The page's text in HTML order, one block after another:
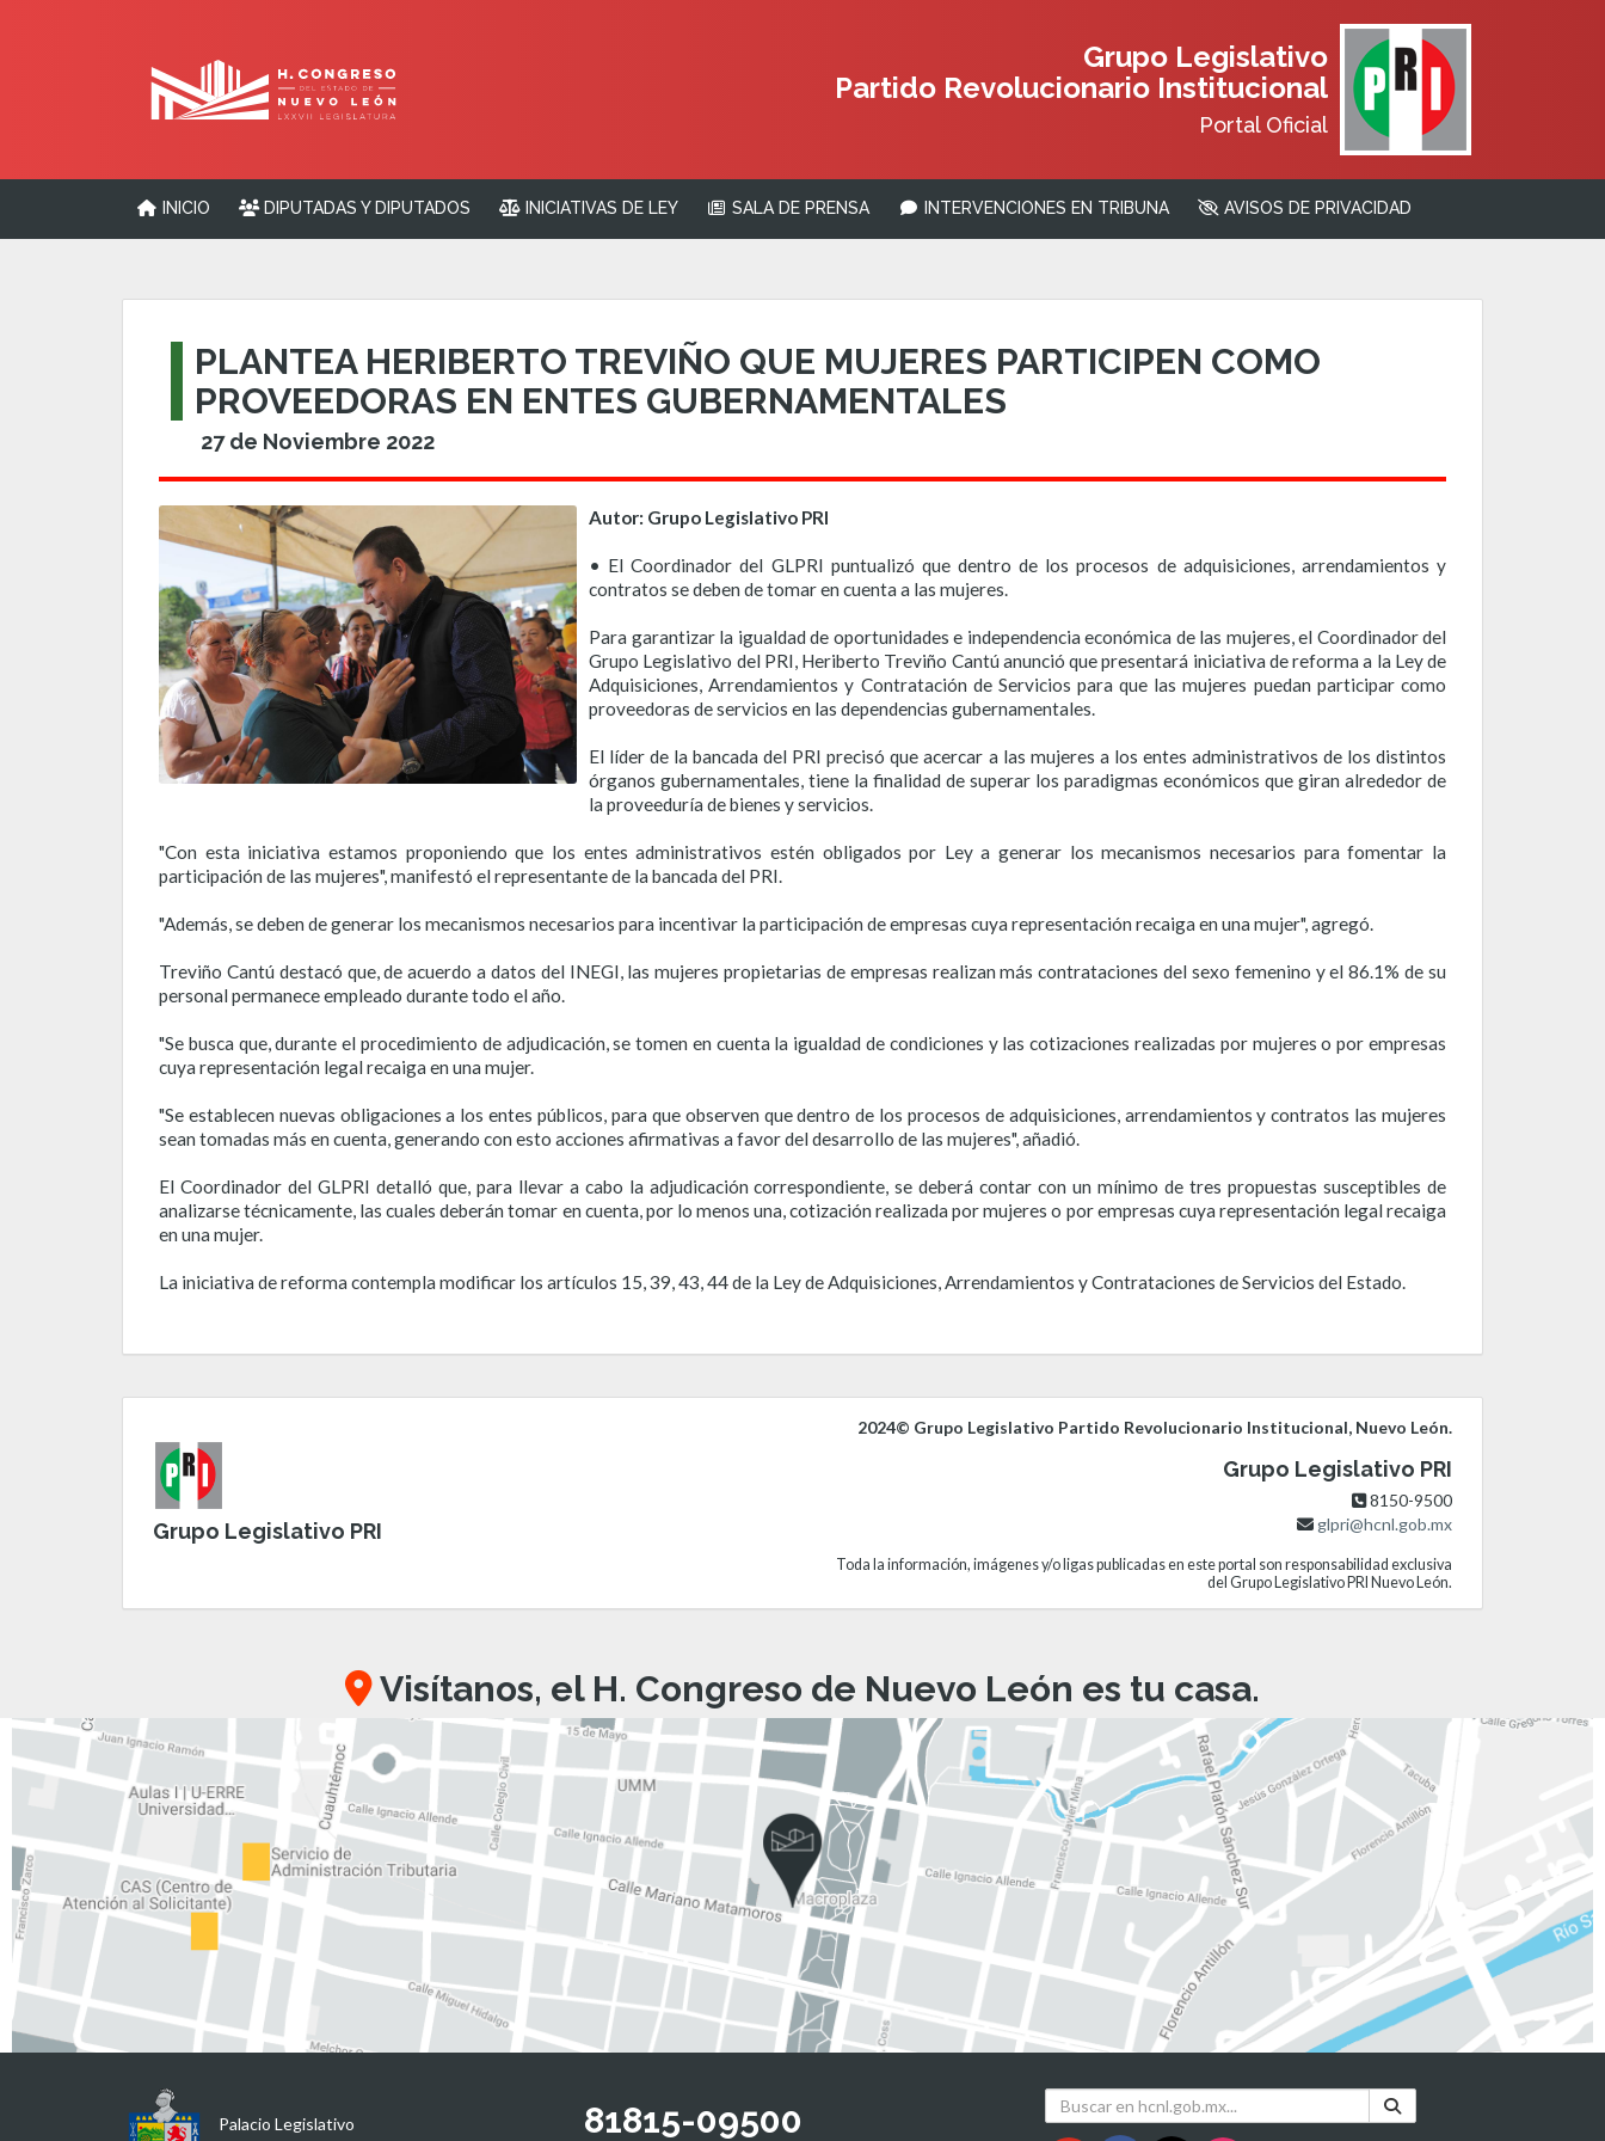
Grupo Legislativo
Partido Revolucionario Institucional
Portal Oficial
INICIO DIPUTADAS Y DIPUTADOS INICIATIVAS DE LEY SALA DE PRENSA INTERVENCIONES EN TRIBUNA AVISOS DE PRIVACIDAD
PLANTEA HERIBERTO TREVIÑO QUE MUJERES PARTICIPEN COMO
PROVEEDORAS EN ENTES GUBERNAMENTALES
27 de Noviembre 2022
Autor: Grupo Legislativo PRI
• El Coordinador del GLPRI puntualizó que dentro de los procesos de adquisiciones, arrendamientos y
contratos se deben de tomar en cuenta a las mujeres.
Para garantizar la igualdad de oportunidades e independencia económica de las mujeres, el Coordinador del
Grupo Legislativo del PRI, Heriberto Treviño Cantú anunció que presentará iniciativa de reforma a la Ley de
Adquisiciones, Arrendamientos y Contratación de Servicios para que las mujeres puedan participar como
proveedoras de servicios en las dependencias gubernamentales.
El líder de la bancada del PRI precisó que acercar a las mujeres a los entes administrativos de los distintos
órganos gubernamentales, tiene la finalidad de superar los paradigmas económicos que giran alrededor de
la proveeduría de bienes y servicios.
"Con esta iniciativa estamos proponiendo que los entes administrativos estén obligados por Ley a generar los mecanismos necesarios para fomentar la
participación de las mujeres", manifestó el representante de la bancada del PRI.
"Además, se deben de generar los mecanismos necesarios para incentivar la participación de empresas cuya representación recaiga en una mujer", agregó.
Treviño Cantú destacó que, de acuerdo a datos del INEGI, las mujeres propietarias de empresas realizan más contrataciones del sexo femenino y el 86.1% de su
personal permanece empleado durante todo el año.
"Se busca que, durante el procedimiento de adjudicación, se tomen en cuenta la igualdad de condiciones y las cotizaciones realizadas por mujeres o por empresas
cuya representación legal recaiga en una mujer.
"Se establecen nuevas obligaciones a los entes públicos, para que observen que dentro de los procesos de adquisiciones, arrendamientos y contratos las mujeres
sean tomadas más en cuenta, generando con esto acciones afirmativas a favor del desarrollo de las mujeres", añadió.
El Coordinador del GLPRI detalló que, para llevar a cabo la adjudicación correspondiente, se deberá contar con un mínimo de tres propuestas susceptibles de
analizarse técnicamente, las cuales deberán tomar en cuenta, por lo menos una, cotización realizada por mujeres o por empresas cuya representación legal recaiga
en una mujer.
La iniciativa de reforma contempla modificar los artículos 15, 39, 43, 44 de la Ley de Adquisiciones, Arrendamientos y Contrataciones de Servicios del Estado.
Grupo Legislativo PRI
2024© Grupo Legislativo Partido Revolucionario Institucional, Nuevo León.
Grupo Legislativo PRI
8150-9500
glpri@hcnl.gob.mx
Toda la información, imágenes y/o ligas publicadas en este portal son responsabilidad exclusiva
del Grupo Legislativo PRI Nuevo León.
Visítanos, el H. Congreso de Nuevo León es tu casa.
Palacio Legislativo
81815-09500